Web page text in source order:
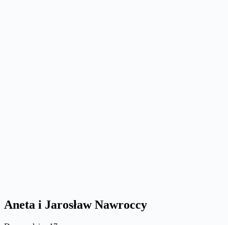
Aneta i Jarosław Nawroccy